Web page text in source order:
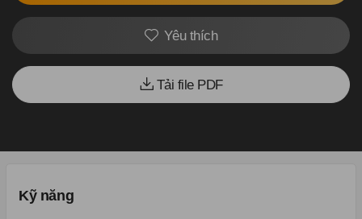
Yêu thích
Tải file PDF
Kỹ năng